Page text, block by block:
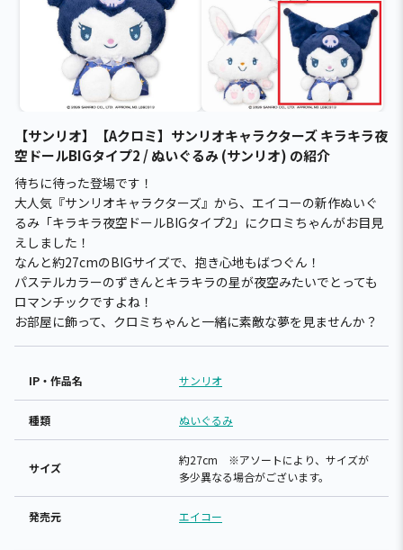
【サンリオ】【Aクロミ】サンリオキャラクターズ キラキラ夜
空ドールBIGタイプ2 / ぬいぐるみ (サンリオ) の紹介
待ちに待った登場です！
大人気『サンリオキャラクターズ』から、エイコーの新作ぬいぐ
るみ「キラキラ夜空ドールBIGタイプ2」にクロミちゃんがお目見
えしました！
なんと約27cmのBIGサイズで、抱き心地もばつぐん！
パステルカラーのずきんとキラキラの星が夜空みたいでとっても
ロマンチックですよね！
お部屋に飾って、クロミちゃんと一緒に素敵な夢を見ませんか？
IP・作品名 サンリオ
種類 ぬいぐるみ
サイズ
約27cm ※アソートにより、サイズが
多少異なる場合がございます。
発売元 エイコー